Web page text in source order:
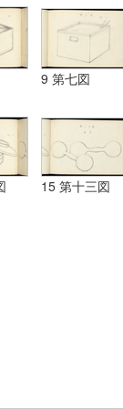
9 第七図
15 第十三図